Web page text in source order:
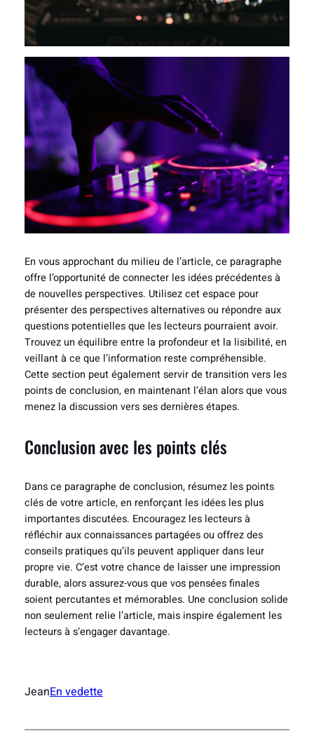
En vous approchant du milieu de l’article, ce paragraphe
offre l’opportunité de connecter les idées précédentes à
de nouvelles perspectives. Utilisez cet espace pour
présenter des perspectives alternatives ou répondre aux
questions potentielles que les lecteurs pourraient avoir.
Trouvez un équilibre entre la profondeur et la lisibilité, en
veillant à ce que l’information reste compréhensible.
Cette section peut également servir de transition vers les
points de conclusion, en maintenant l’élan alors que vous
menez la discussion vers ses dernières étapes.
Conclusion avec les points clés
Dans ce paragraphe de conclusion, résumez les points
clés de votre article, en renforçant les idées les plus
importantes discutées. Encouragez les lecteurs à
réfléchir aux connaissances partagées ou offrez des
conseils pratiques qu’ils peuvent appliquer dans leur
propre vie. C’est votre chance de laisser une impression
durable, alors assurez-vous que vos pensées finales
soient percutantes et mémorables. Une conclusion solide
non seulement relie l’article, mais inspire également les
lecteurs à s’engager davantage.
JeanEn vedette